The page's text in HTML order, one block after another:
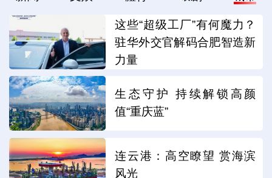
这些“超级工厂”有何魔力？
驻华外交官解码合肥智造新
力量
生态守护 持续解锁高颜
值“重庆蓝”
连云港：高空瞭望 赏海滨
风光